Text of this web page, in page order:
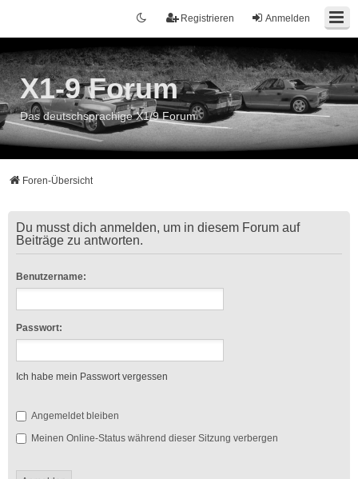
Anmelden
Registrieren
X1-9 Forum
Das deutschsprachige X1/9 Forum
Foren-Übersicht
Du musst dich anmelden, um in diesem Forum auf
Beiträge zu antworten.
Benutzername:
Passwort:
Ich habe mein Passwort vergessen
Angemeldet bleiben
Meinen Online-Status während dieser Sitzung verbergen